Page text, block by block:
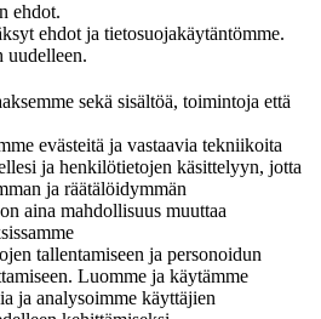
ehdot.
ehdot ja tietosuojakäytäntömme.
uudelleen.
sekä sisältöä, toimintoja että
evästeitä ja vastaavia tekniikoita
ja henkilötietojen käsittelyyn, jotta
ja räätälöidymmän
aina mahdollisuus muuttaa
tallentamiseen ja personoidun
Luomme ja käytämme
ja analysoimme käyttäjien